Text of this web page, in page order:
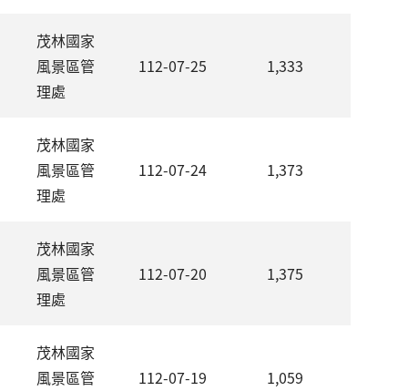
茂林國家
風景區管
理處
112-07-25 1,333
茂林國家
風景區管
理處
112-07-24 1,373
茂林國家
風景區管
理處
112-07-20 1,375
茂林國家
風景區管
112-07-19 1,059